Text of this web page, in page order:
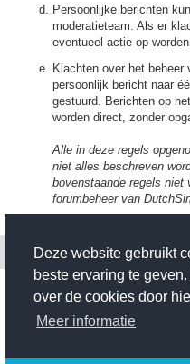
Deze website gebruikt
beste ervaring te
over de cookies door
Meer informatie
Persoonlijke berichten
moderatieteam. Als er
eventueel actie op worden
Klachten over het
persoonlijk bericht naar
gestuurd. Berichten op
worden direct, zonder
Alle in deze regels
niet alles beschreven
bovenstaande regels niet
forumbeheer van
Portal Forum
© 2020 -
Powered byphpBB
®
Nederlandse